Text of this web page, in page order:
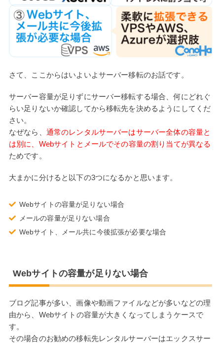
さて、ここからはいよいよサーバー移転のお話です。
サーバー容量が足りずにサーバー移転する場合、何にどれぐ
らい足りないか確認してから移転先を決めるようにしてくだ
さい。
なぜなら、 通常のレンタルサーバーはサーバー全体の容量と
は別に、Webサイトとメールでその容量の割り当てが異なる
ためです。
大まかに分けると以下の3つになるかと思います。
Webサイトの容量が足りない場合
メールの容量が足りない場合
Webサイト、メール共に今後拡張が必要な場合
Webサイトの容量が足りない場合
ブログ記事が多い、画像や動画ファイルなどが多いなどの理
由から、Webサイトの容量が大きくなってしまうケースで
す。
その場合のお勧めの移転先レンタルサーバーはエックスサー